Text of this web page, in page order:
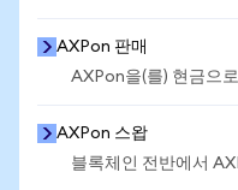
AXPon 판매
AXPon을(를) 현금으
AXPon 스왑
블록체인 전반에서